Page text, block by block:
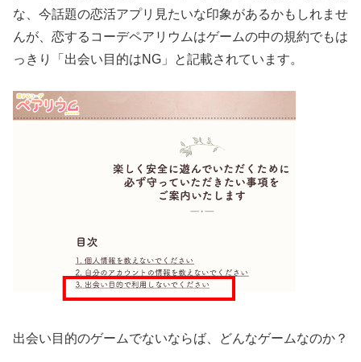
な、今話題の恋活アプリ見たいな印象があるかもしれませ
んが、恋するコーデペアリウムはゲームの中の規約でもは
っきり「出会い目的はNG」と記載されています。
出会い目的のゲームでないならば、どんなゲームなのか？